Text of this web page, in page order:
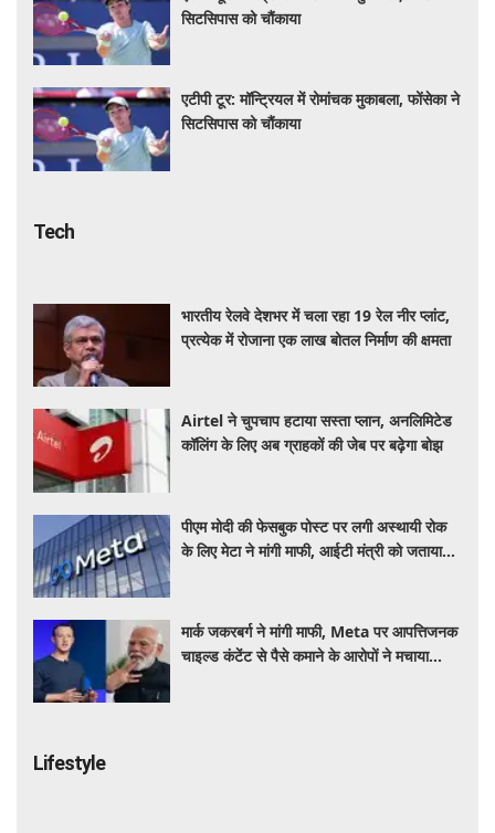
सिटसिपास को चौंकाया
एटीपी टूर: मॉन्ट्रियल में रोमांचक मुकाबला, फोंसेका ने
सिटसिपास को चौंकाया
Tech
भारतीय रेलवे देशभर में चला रहा 19 रेल नीर प्लांट,
प्रत्येक में रोजाना एक लाख बोतल निर्माण की क्षमता
Airtel ने चुपचाप हटाया सस्ता प्लान, अनलिमिटेड
कॉलिंग के लिए अब ग्राहकों की जेब पर बढ़ेगा बोझ
पीएम मोदी की फेसबुक पोस्ट पर लगी अस्थायी रोक
के लिए मेटा ने मांगी माफी, आईटी मंत्री को जताया
मार्क जकरबर्ग ने मांगी माफी, Meta पर आपत्तिजनक
चाइल्ड कंटेंट से पैसे कमाने के आरोपों ने मचाया
Lifestyle